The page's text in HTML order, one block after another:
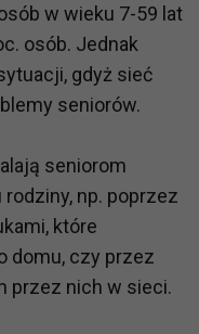
w wieku 7-59 lat
osób. Jednak
gdyż sieć
seniorów.
seniorom
np. poprzez
które
domu, czy przez
przez nich w sieci.